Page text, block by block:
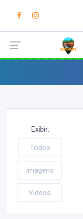
Exibir:
Todos
Imagens
Videos